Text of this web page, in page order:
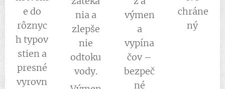
e do
rôznyc
h typov
stien a
presné
vyrovn
nia a
zlepše
nie
odtoku
vody.
výmen
a
vypína
čov –
bezpeč
né
chráne
ný